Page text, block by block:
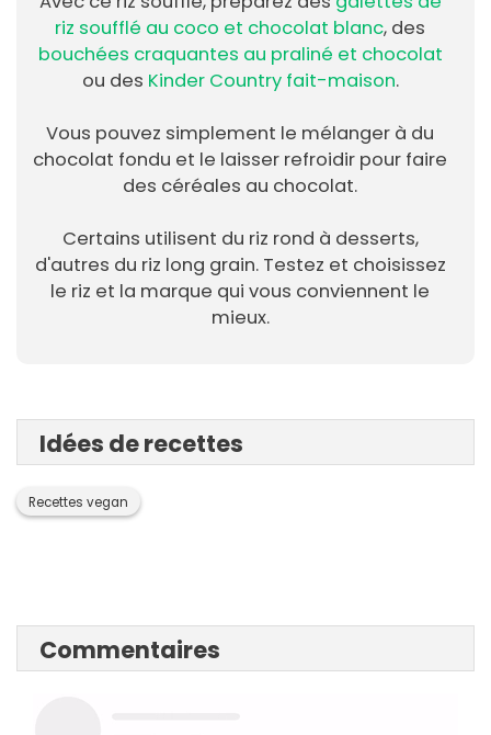
riz soufflé au coco et chocolat blanc, des
bouchées craquantes au praliné et chocolat
ou des Kinder Country fait-maison.
Vous pouvez simplement le mélanger à du
chocolat fondu et le laisser refroidir pour faire
des céréales au chocolat.
Certains utilisent du riz rond à desserts,
d'autres du riz long grain. Testez et choisissez
le riz et la marque qui vous conviennent le
mieux.
Idées de recettes
Recettes vegan
Commentaires